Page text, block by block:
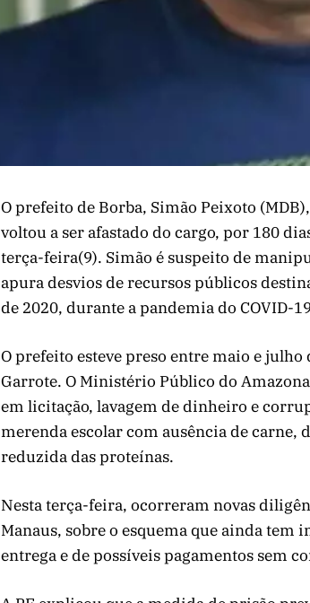
O prefeito de Borba, Simão Peixoto
voltou a ser afastado do cargo, por 180
terça-feira(9). Simão é suspeito de
apura desvios de recursos públicos
de 2020, durante a pandemia do COVID-
O prefeito esteve preso entre maio e julho
Garrote. O Ministério Público do
em licitação, lavagem de dinheiro e
merenda escolar com ausência de
reduzida das proteínas.
Nesta terça-feira, ocorreram novas
Manaus, sobre o esquema que ainda tem
entrega e de possíveis pagamentos sem